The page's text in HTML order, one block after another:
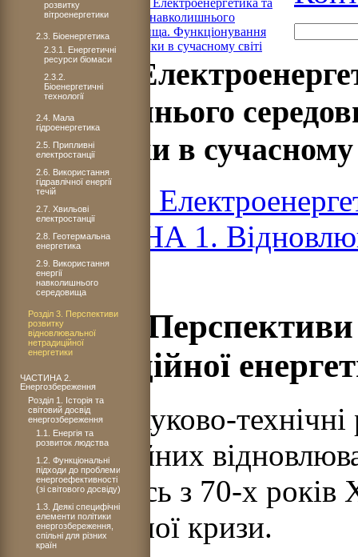
Книга 5. Електроенергетика та
охорона навколишнього
середовища. Функціонування
енергетики в сучасному світі
Книга 5.
навколишнього
енергетики в сучасному
Книга 5.
ЧАСТИНА 1.
Розділ 3.
нетрадиційної
Активні науково-
нетрадиційних
розпочались з 70-х років
енергетичної кризи.
розвитку
вітроенергетики
2.3. Біоенергетика
2.3.1. Енергетичні
ресурси біомаси
2.3.2.
Біоенергетичні
технології
2.4. Мала
гідроенергетика
2.5. Припливні
електростанції
2.6. Використання
гідравлічної енергії
течій
2.7. Хвильові
електростанції
2.8. Геотермальна
енергетика
2.9. Використання
енергії
навколишнього
середовища
Розділ 3. Перспективи
розвитку
відновлювальної
нетрадиційної
енергетики
ЧАСТИНА 2.
Енергозбереження
Розділ 1. Історія та
світовий досвід
енергозбереження
1.1. Енергія та
розвиток людства
1.2. Функціональні
підходи до проблеми
енергоефективності
(зі світового досвіду)
1.3. Деякі специфічні
елементи політики
енергозбереження,
спільні для різних
країн